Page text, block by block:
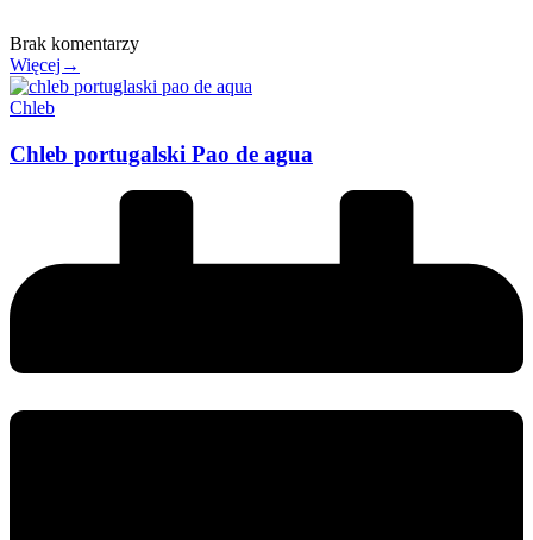
Brak komentarzy
Więcej→
Chleb
Chleb portugalski Pao de agua